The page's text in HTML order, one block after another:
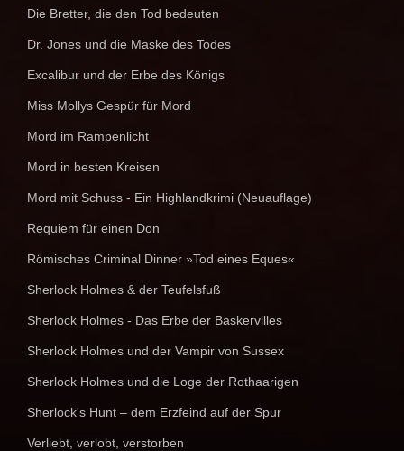
Die Bretter, die den Tod bedeuten
Dr. Jones und die Maske des Todes
Excalibur und der Erbe des Königs
Miss Mollys Gespür für Mord
Mord im Rampenlicht
Mord in besten Kreisen
Mord mit Schuss - Ein Highlandkrimi (Neuauflage)
Requiem für einen Don
Römisches Criminal Dinner »Tod eines Eques«
Sherlock Holmes & der Teufelsfuß
Sherlock Holmes - Das Erbe der Baskervilles
Sherlock Holmes und der Vampir von Sussex
Sherlock Holmes und die Loge der Rothaarigen
Sherlock's Hunt – dem Erzfeind auf der Spur
Verliebt, verlobt, verstorben